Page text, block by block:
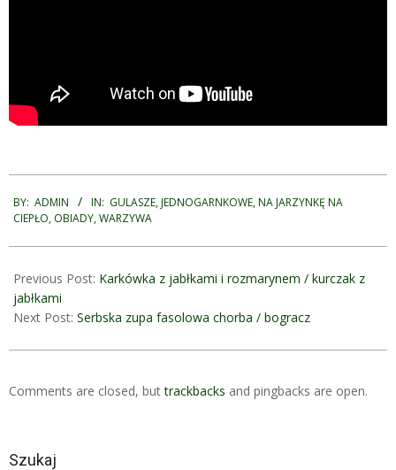
09-
13
BY: ADMIN IN: GULASZE,JEDNOGARNKOWE,NA JARZYNKĘ NA
CIEPŁO, OBIADY,WARZYWA
Previous Post: Karkówka z jabłkami i rozmarynem / kurczak z
jabłkami
Next Post: Serbska zupa fasolowa chorba / bogracz
Comments are closed, buttrackbacks and pingbacks are open.
Szukaj